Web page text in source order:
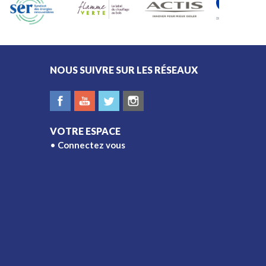
NOUS SUIVRE SUR LES RÉSEAUX
VOTRE ESPACE
Connectez vous